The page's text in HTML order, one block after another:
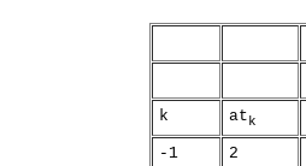
k at k
-1 2